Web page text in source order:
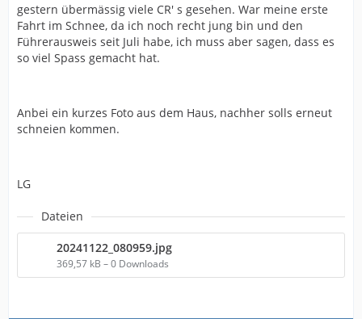
gestern übermässig viele CR' s gesehen. War meine erste
Fahrt im Schnee, da ich noch recht jung bin und den
Führerausweis seit Juli habe, ich muss aber sagen, dass es
so viel Spass gemacht hat.
Anbei ein kurzes Foto aus dem Haus, nachher solls erneut
schneien kommen.
LG
Dateien
20241122_080959.jpg
369,57 kB – 0 Downloads